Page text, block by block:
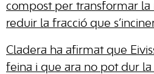
compost per transformar la
reduir la fracció que
Cladera ha afirmat que
feina i que ara no pot dur